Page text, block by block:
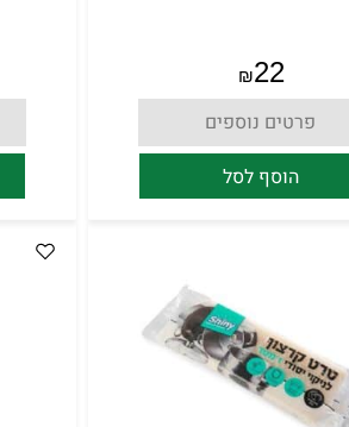
₪22
פרטים נוספים
הוסף לסל